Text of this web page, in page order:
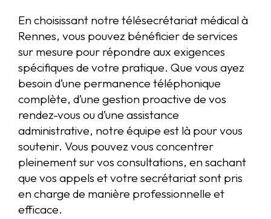
En choisissant notre télésecrétariat médical à
Rennes, vous pouvez bénéficier de services
sur mesure pour répondre aux exigences
spécifiques de votre pratique. Que vous ayez
besoin d’une permanence téléphonique
complète, d’une gestion proactive de vos
rendez-vous ou d’une assistance
administrative, notre équipe est là pour vous
soutenir. Vous pouvez vous concentrer
pleinement sur vos consultations, en sachant
que vos appels et votre secrétariat sont pris
en charge de manière professionnelle et
efficace.